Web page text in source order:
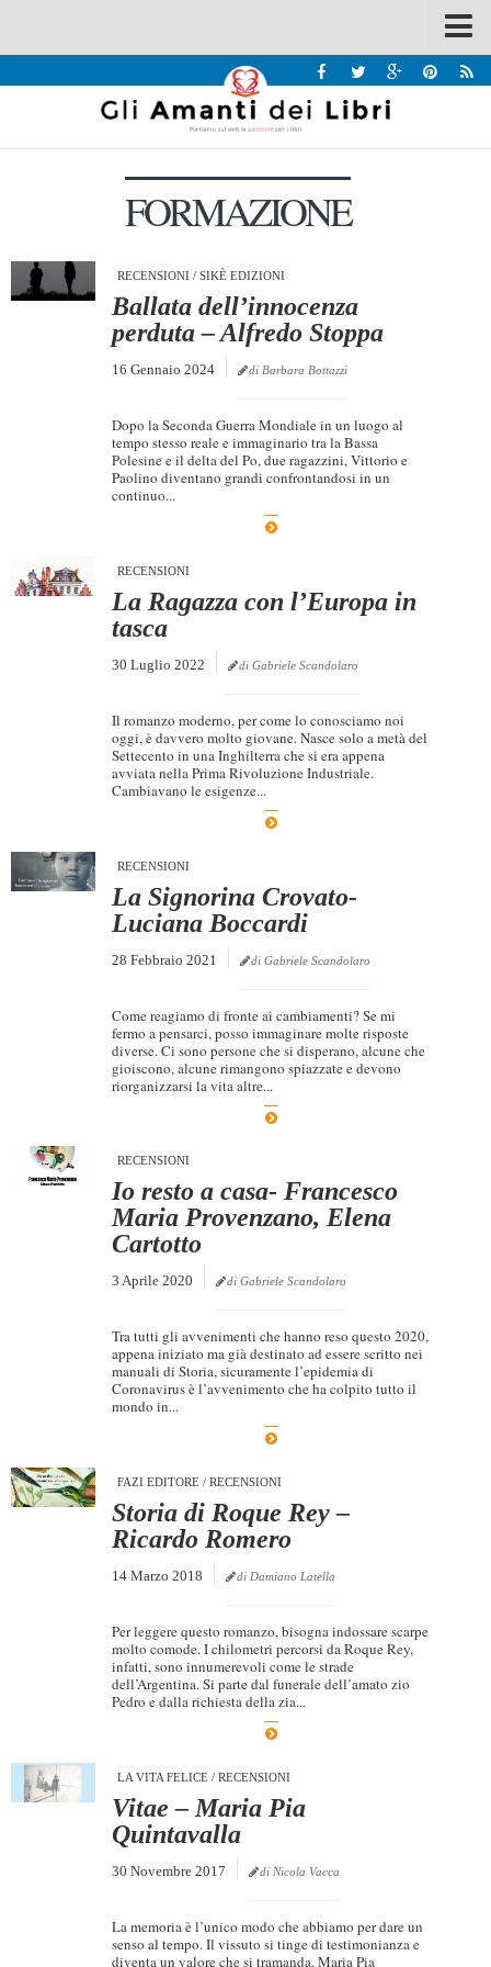
Recensioni
Interviste & Incontri
Chi siamo
Archivio
Partnership
Giallo Stresa
Tabù Festival 2014
A Tutto Volume
Salone di Torino
FORMAZIONE
RECENSIONI / SIKÈ EDIZIONI
Ballata dell’innocenza
perduta – Alfredo Stoppa
16 Gennaio 2024 di Barbara Bottazzi
Dopo la Seconda Guerra Mondiale in un luogo al
tempo stesso reale e immaginario tra la Bassa
Polesine e il delta del Po, due ragazzini, Vittorio e
Paolino diventano grandi confrontandosi in un
continuo...
RECENSIONI
La Ragazza con l’Europa in
tasca
30 Luglio 2022 di Gabriele Scandolaro
Il romanzo moderno, per come lo conosciamo noi
oggi, è davvero molto giovane. Nasce solo a metà del
Settecento in una Inghilterra che si era appena
avviata nella Prima Rivoluzione Industriale.
Cambiavano le esigenze...
RECENSIONI
La Signorina Crovato-
Luciana Boccardi
28 Febbraio 2021 di Gabriele Scandolaro
Come reagiamo di fronte ai cambiamenti? Se mi
fermo a pensarci, posso immaginare molte risposte
diverse. Ci sono persone che si disperano, alcune che
gioiscono, alcune rimangono spiazzate e devono
riorganizzarsi la vita altre...
RECENSIONI
Io resto a casa- Francesco
Maria Provenzano, Elena
Cartotto
3 Aprile 2020 di Gabriele Scandolaro
Tra tutti gli avvenimenti che hanno reso questo 2020,
appena iniziato ma già destinato ad essere scritto nei
manuali di Storia, sicuramente l’epidemia di
Coronavirus è l’avvenimento che ha colpito tutto il
mondo in...
FAZI EDITORE/ RECENSIONI
Storia di Roque Rey –
Ricardo Romero
14 Marzo 2018 di Damiano Latella
Per leggere questo romanzo, bisogna indossare scarpe
molto comode. I chilometri percorsi da Roque Rey,
infatti, sono innumerevoli come le strade
dell’Argentina. Si parte dal funerale dell’amato zio
Pedro e dalla richiesta della zia...
LA VITA FELICE/ RECENSIONI
Vitae – Maria Pia
Quintavalla
30 Novembre 2017 di Nicola Vacca
La memoria è l’unico modo che abbiamo per dare un
senso al tempo. Il vissuto si tinge di testimonianza e
diventa un valore che si tramanda. Maria Pia